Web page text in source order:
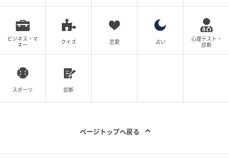
ビジネス・マ
ネー
クイズ 恋愛 占い
心理テスト・
診断
スポーツ 診断
ページトップへ戻る